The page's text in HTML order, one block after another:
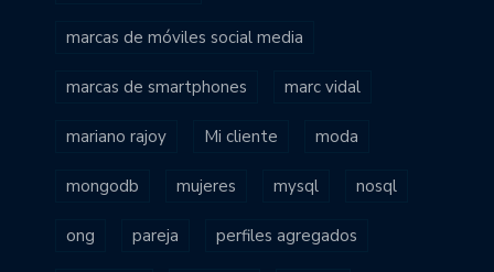
marcas de móviles social media
marcas de smartphones marc vidal
mariano rajoy Mi cliente moda
mongodb mujeres mysql nosql
ong pareja perfiles agregados